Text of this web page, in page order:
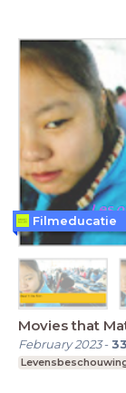
Movies that
February 2023-33
Filmeducatie